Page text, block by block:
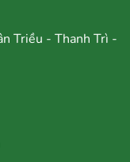
Triều - Thanh Trì -